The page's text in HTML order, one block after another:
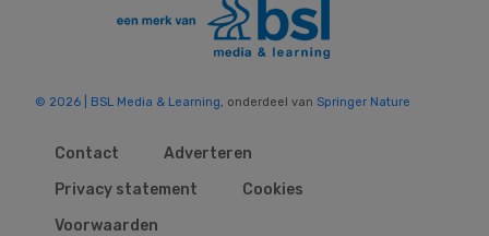
© 2026 | BSL Media & Learning, onderdeel van Springer Nature
Contact
Adverteren
Privacy statement
Cookies
Voorwaarden